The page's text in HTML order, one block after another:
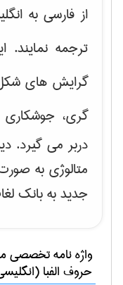
از فارسی به
ترجمه نمایند.
گرایش های
گری، جوشکاری
دربر می گیرد.
متالوژی به
جدید به بانک
واژه نامه تخصصی
حروف الفبا